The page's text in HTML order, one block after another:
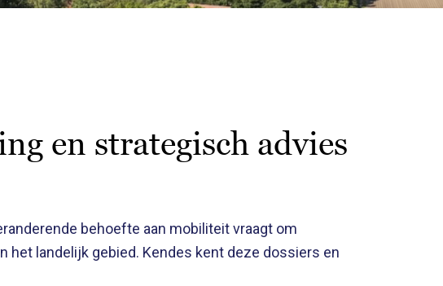
en strategisch advies
behoefte aan mobiliteit vraagt om
landelijk gebied. Kendes kent deze dossiers en